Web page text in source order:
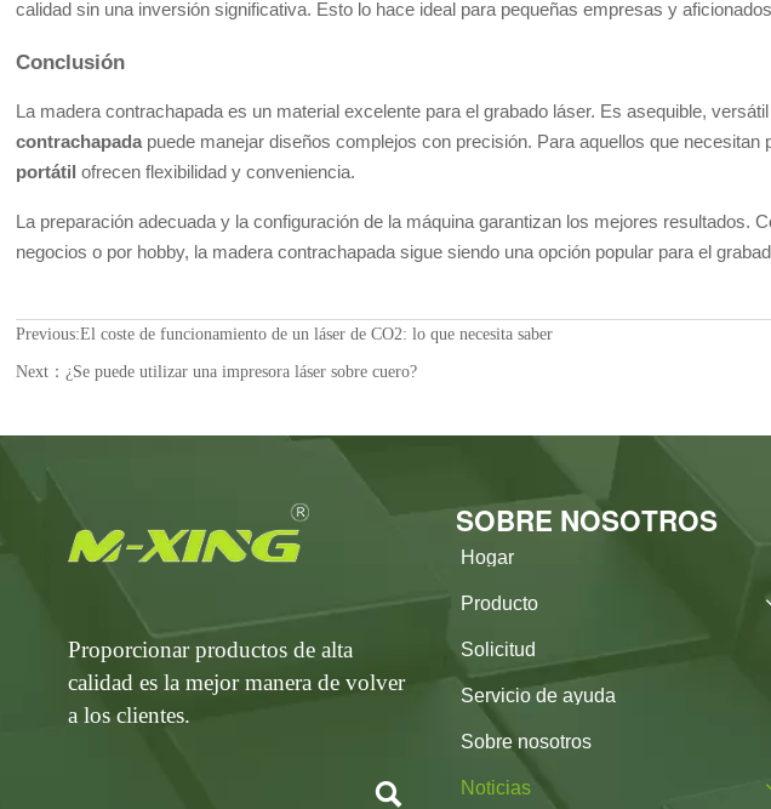
calidad sin una inversión significativa. Esto lo hace ideal para pequeñas empresas y
Conclusión
La madera contrachapada es un material excelente para el grabado láser. Es asequible,
contrachapada puede manejar diseños complejos con precisión. Para aquellos que necesitan
portátil ofrecen flexibilidad y conveniencia.
La preparación adecuada y la configuración de la máquina garantizan los mejores
negocios o por hobby, la madera contrachapada sigue siendo una opción popular para el
Previous:El coste de funcionamiento de un láser de CO2: lo que necesita saber
Next：¿Se puede utilizar una impresora láser sobre cuero?
Proporcionar productos de alta
calidad es la mejor manera de volver
a los clientes.

SOBRE NOSOTROS
Hogar
Producto
Solicitud
Servicio de ayuda
Sobre nosotros
Noticias